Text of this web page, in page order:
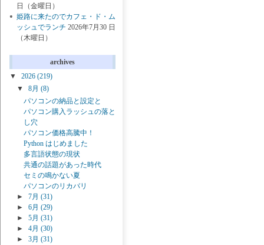
日（金曜日）
姫路に来たのでカフェ・ド・ム
ッシュでランチ 2026年7月30 日
（木曜日）
archives
▼
2026 (219)
▼
8月 (8)
パソコンの納品と設定と
パソコン購入ラッシュの落と
し穴
パソコン価格高騰中！
Python はじめました
多言語状態の現状
共通の話題があった時代
セミの鳴かない夏
パソコンのリカバリ
►
7月 (31)
►
6月 (29)
►
5月 (31)
►
4月 (30)
►
3月 (31)